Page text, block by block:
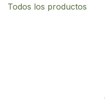
Todos los productos